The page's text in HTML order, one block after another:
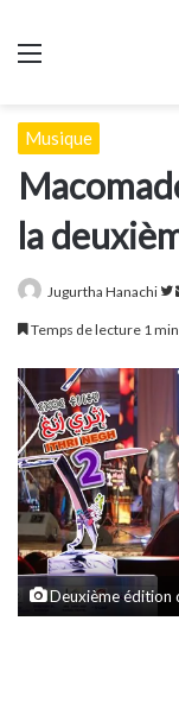
Menu
Musique
la
Jugurtha Hanachi
Temps de lecture 1
Deuxième édition